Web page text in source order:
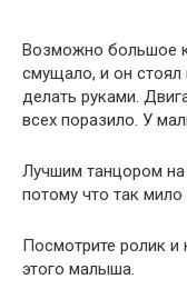
Возможно большое
смущало, и он стоял
делать руками.
всех поразило. У
Лучшим танцором на
потому что так мило
Посмотрите ролик
этого малыша.